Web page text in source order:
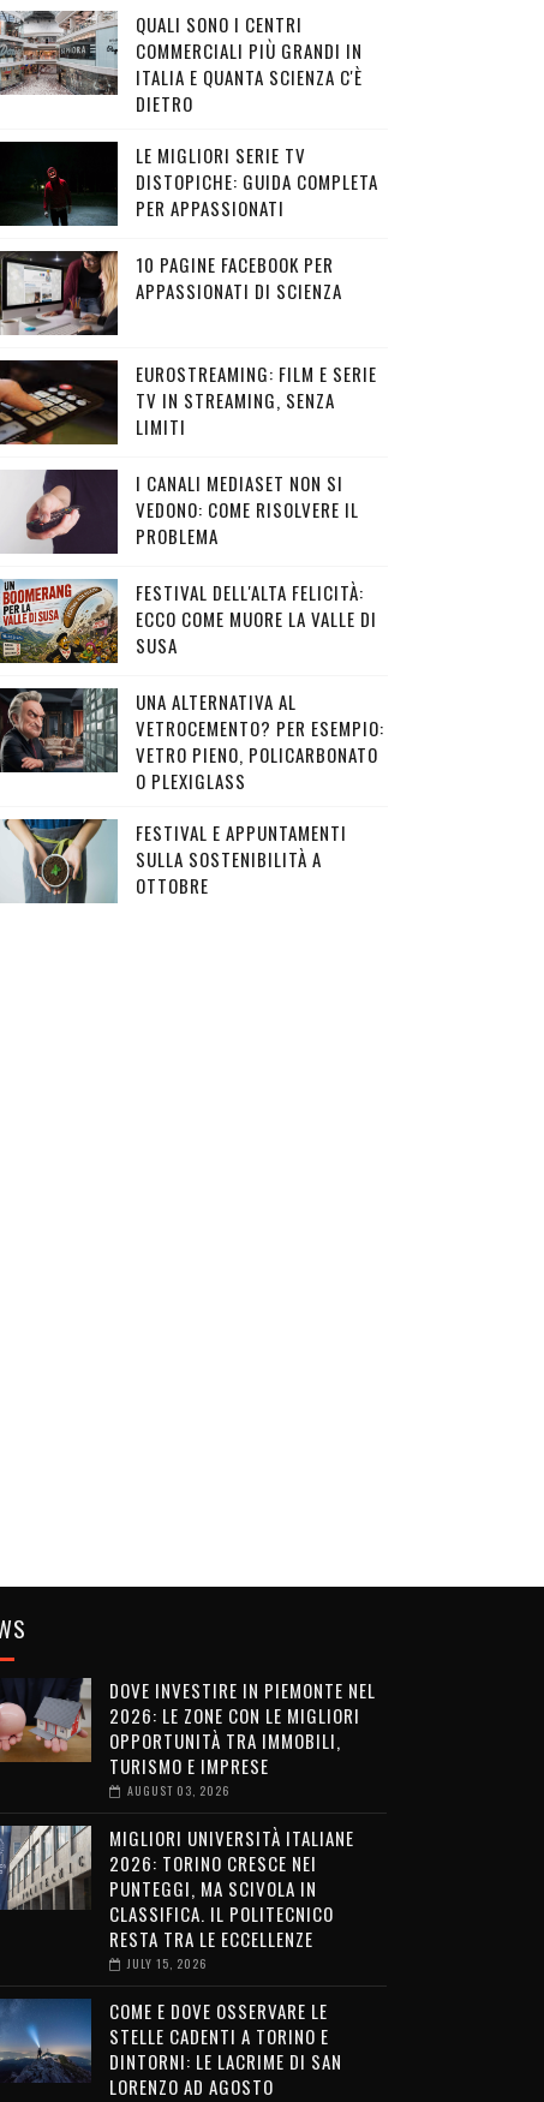
QUALI SONO I CENTRI
COMMERCIALI PIÙ GRANDI IN
ITALIA E QUANTA SCIENZA C'È
DIETRO
LE MIGLIORI SERIE TV
DISTOPICHE: GUIDA COMPLETA
PER APPASSIONATI
10 PAGINE FACEBOOK PER
APPASSIONATI DI SCIENZA
EUROSTREAMING: FILM E SERIE
TV IN STREAMING, SENZA
LIMITI
I CANALI MEDIASET NON SI
VEDONO: COME RISOLVERE IL
PROBLEMA
FESTIVAL DELL'ALTA FELICITÀ:
ECCO COME MUORE LA VALLE DI
SUSA
UNA ALTERNATIVA AL
VETROCEMENTO? PER ESEMPIO:
VETRO PIENO, POLICARBONATO
O PLEXIGLASS
FESTIVAL E APPUNTAMENTI
SULLA SOSTENIBILITÀ A
OTTOBRE
DOVE INVESTIRE IN PIEMONTE NEL
2026: LE ZONE CON LE MIGLIORI
OPPORTUNITÀ TRA IMMOBILI,
TURISMO E IMPRESE
AUGUST 03, 2026
MIGLIORI UNIVERSITÀ ITALIANE
2026: TORINO CRESCE NEI
PUNTEGGI, MA SCIVOLA IN
CLASSIFICA. IL POLITECNICO
RESTA TRA LE ECCELLENZE
JULY 15, 2026
COME E DOVE OSSERVARE LE
STELLE CADENTI A TORINO E
DINTORNI: LE LACRIME DI SAN
LORENZO AD AGOSTO